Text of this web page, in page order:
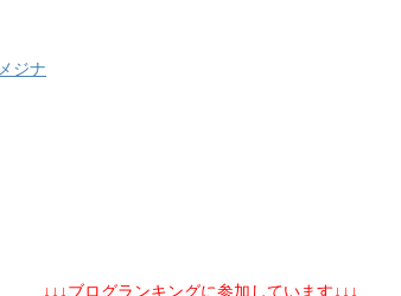
メジナ
↓↓↓ブログランキングに参加しています↓↓↓